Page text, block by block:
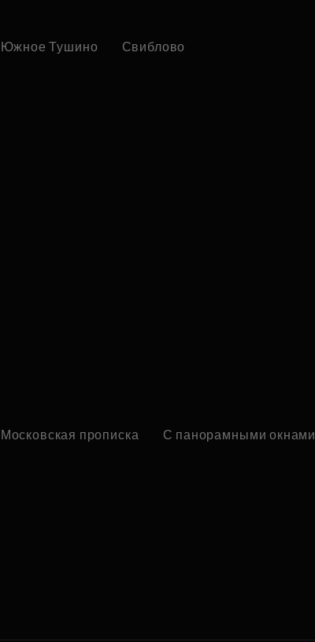
Южное Тушино Свиблово
Московская прописка С панорамными окнами